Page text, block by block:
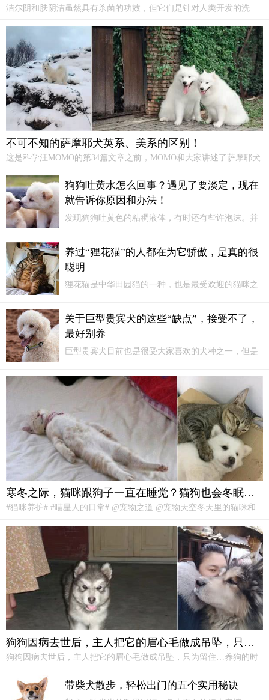
洁尔阴和肤阴洁虽然具有杀菌的功效，但它们是针对人类开发的洗
议宠主在咨询医生并获得专业指导后，使用宠物专用药品。而对于狗
癣等皮肤病，宠主应及时采取以下的护理措施，以防止病情进一步恶
化。
不可不知的萨摩耶犬英系、美系的区别！
这是科学汪MOMO的第34篇文章之前，MOMO和大家讲述了萨摩耶犬
系别。不知道从什么时候开始，美系萨摩耶像一阵白色旋风，突然出
现在我们的视线里。
狗狗吐黄水怎么回事？遇见了要淡定，现在
就告诉你原因和办法！
发现狗狗吐黄色的粘稠液体，有时还有些许泡沫。并
这种情况。狗狗吐黄水有哪些原因？狗狗吐黄水治疗
方法有哪些？小编整理了相关资料，家长们可以作为
参考一、狗狗患了肠胃炎狗狗如果患了肠胃炎...
养过“狸花猫”的人都在为它骄傲，是真的很
聪明
狸花猫是中华田园猫的一种，也是最受欢迎的猫咪之
狸花猫其实也很粘人，也是温顺的，它最大的特点之
一就是非常聪明，所以不要再觉得土猫没有宠物猫好
了，养过的人就很为它骄傲！
关于巨型贵宾犬的这些“缺点”，接受不了，
最好别养
巨型贵宾犬目前也是很受大家喜欢的犬种之一，但是
养！我们一起看看它们的缺点都有哪些吧？毛发不好
打理巨型贵宾犬虽然是不怎么掉毛，但是它的毛发是
属于卷性的，主人每天都要时间帮它打理的。
寒冬之际，猫咪跟狗子一直在睡觉？猫狗也会冬眠吗？
#猫咪养护# #喵星人的日常# @宠物之道 @宠物天空冬天里的猫咪和
要休息14-16个小时，狗狗一天需要休息13-15个小时。在这样的冬天
里，抱着猫咪跟狗子就像拥有一个自动加热器，温馨还保暖。
狗狗因病去世后，主人把它的眉心毛做成吊坠，只为留住……
狗狗因病去世后，主人把它的眉心毛做成吊坠，只为留住…养狗的时
流逝…这只狗狗叫狼狼，是网友爸爸的朋友送来的，从此与网友一家
结下了深厚的情谊。
带柴犬散步，轻松出门的五个实用秘诀